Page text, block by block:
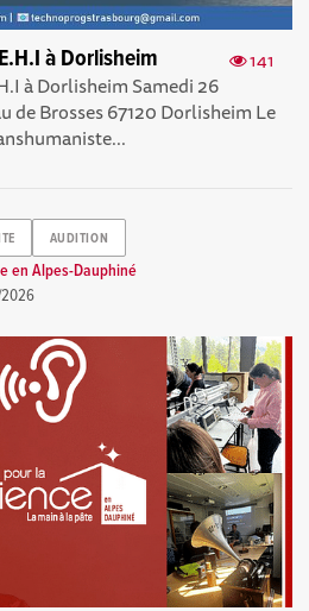
141
à Dorlisheim
à Dorlisheim Samedi 26
de Brosses 67120 Dorlisheim Le
AUDITION
en Alpes-Dauphiné